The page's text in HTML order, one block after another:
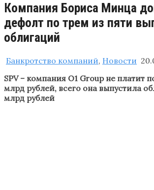
Компания Бориса Минца
дефолт по трем из пяти
облигаций
Банкротство компаний, Новости
SPV – компания О1 Group не платит
млрд рублей, всего она выпустила
млрд рублей